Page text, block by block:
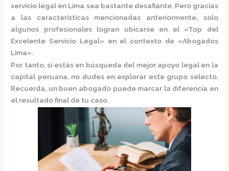
servicio legal en Lima sea bastante desafiante. Pero gracias
a las características mencionadas anteriormente, solo
algunos profesionales logran ubicarse en el «Top del
Excelente Servicio Legal» en el contexto de «Abogados
Lima».
Por tanto, si estás en búsqueda del mejor apoyo legal en la
capital peruana, no dudes en explorar este grupo selecto.
Recuerda, un buen abogado puede marcar la diferencia en
el resultado final de tu caso.